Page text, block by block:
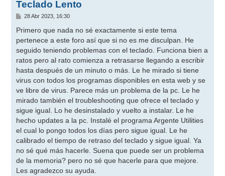
Teclado Lento
M
n
a
j
e
28 Abr 2023, 16:30
Primero que nada no sé exactamente si este tema
pertenece a este foro así que si no es me disculpan. He
seguido teniendo problemas con el teclado. Funciona bien a
ratos pero al rato comienza a retrasarse llegando a escribir
hasta después de un minuto o más. Le he mirado si tiene
virus con todos los programas disponibles en esta web y se
ve libre de virus. Parece más un problema de la pc. Le he
mirado también el troubleshooting que ofrece el teclado y
sigue igual. Lo he desinstalado y vuelto a instalar. Le he
hecho updates a la pc. Instalé el programa Argente Utilities
el cual lo pongo todos los días pero sigue igual. Le he
calibrado el tiempo de retraso del teclado y sigue igual. Ya
no sé qué más hacerle. Suena que puede ser un problema
de la memoria? pero no sé que hacerle para que mejore.
Les agradezco su ayuda.